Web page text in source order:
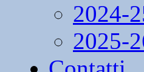
2024-
2025-